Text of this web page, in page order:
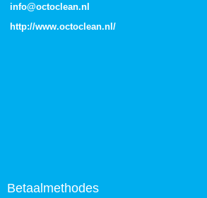
info@octoclean.nl
http://www.octoclean.nl /
Betaalmethodes